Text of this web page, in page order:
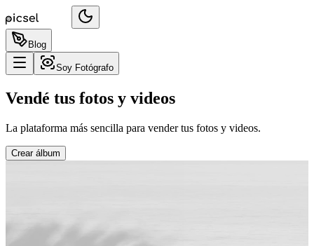
Blog
Soy Fotógrafo
Vendé tus fotos y videos
La plataforma más sencilla para vender tus fotos y videos.
Crear álbum